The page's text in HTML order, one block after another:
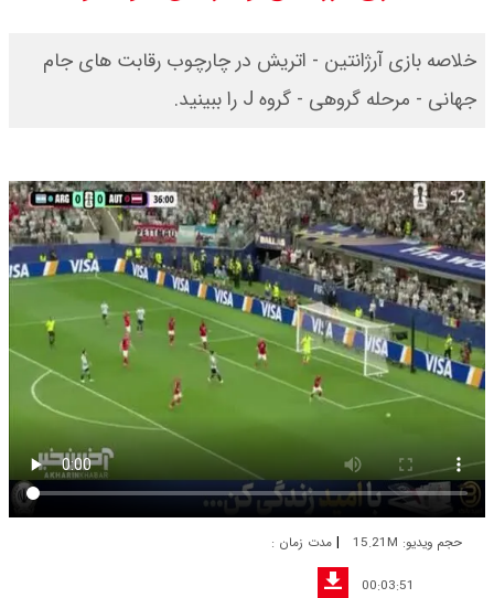
ثبت نام سایپا از امروز ۱۷ مرداد ۱۴۰۵
آغاز شد / خرید کوییک با پیش
پرداخت ۵۰۰ میلیون تومان + لینک
شاخص بورس امروز شنبه ۱۷ مرداد
۱۴۰۵ / شاخص افزایشی شد + تحلیل
خلاصه بازی آرژانتین - اتریش در چارچوب رقابت های جام
جهانی - مرحله گروهی - گروه J را ببینید.
حجم ویدیو: 15.21M |مدت زمان :
00:03:51